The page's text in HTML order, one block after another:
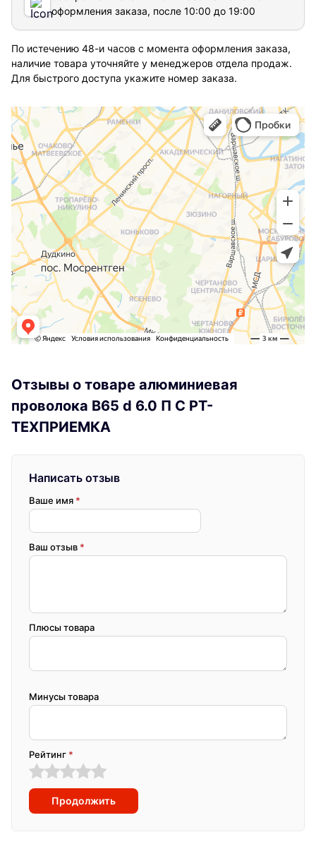
оформления заказа, после 10:00 до 19:00
По истечению 48-и часов с момента оформления заказа,
наличие товара уточняйте у менеджеров отдела продаж.
Для быстрого доступа укажите номер заказа.
Отзывы о товаре алюминиевая
проволока В65 d 6.0 П С РТ-
ТЕХПРИЕМКА
Написать отзыв
Ваше имя *
Ваш отзыв *
Плюсы товара
Минусы товара
Рейтинг *
Продолжить